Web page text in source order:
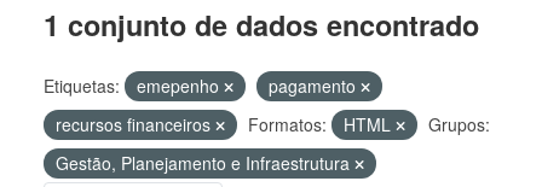
1 conjunto de dados encontrado
Etiquetas: emepenho
pagamento
recursos financeiros
Formatos: HTML
Grupos:
Gestão, Planejamento e Infraestrutura